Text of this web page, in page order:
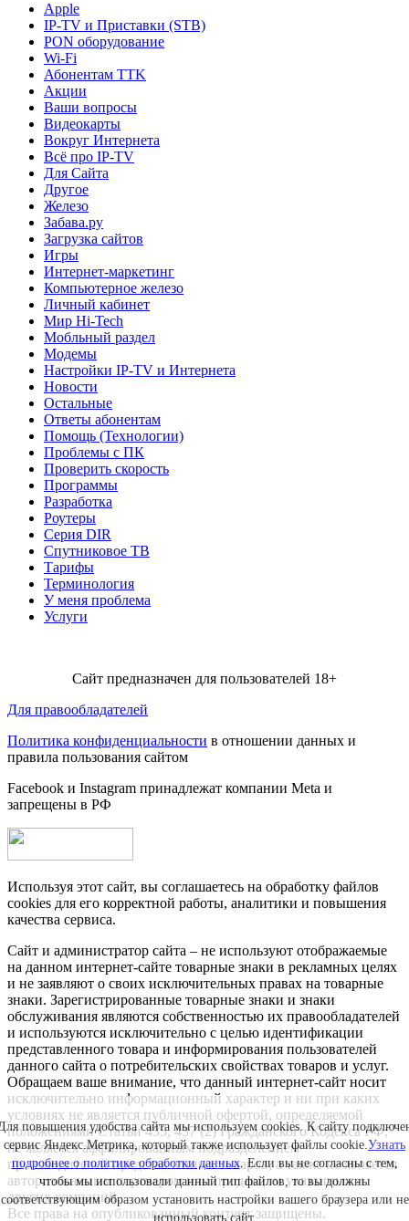
Apple
IP-TV и Приставки (STB)
PON оборудование
Wi-Fi
Абонентам TTK
Акции
Ваши вопросы
Видеокарты
Вокруг Интернета
Всё про IP-TV
Для Сайта
Другое
Железо
Забава.ру
Загрузка сайтов
Игры
Интернет-маркетинг
Компьютерное железо
Личный кабинет
Мир Hi-Tech
Мобльный раздел
Модемы
Настройки IP-TV и Интернета
Новости
Остальные
Ответы абонентам
Помощь (Технологии)
Проблемы с ПК
Проверить скорость
Программы
Разработка
Роутеры
Серия DIR
Спутниковое ТВ
Тарифы
Терминология
У меня проблема
Услуги
Сайт предназначен для пользователей 18+
Для правообладателей
Политика конфиденциальности в отношении данных и
правила пользования сайтом
Facebook и Instagram принадлежат компании Metа и
запрещены в РФ
Используя этот сайт, вы соглашаетесь на обработку файлов
cookies для его корректной работы, аналитики и повышения
качества сервиса.
Сайт и администратор сайта – не используют отображаемые
на данном интернет-сайте товарные знаки в рекламных целях
и не заявляют о своих исключительных правах на товарные
знаки. Зарегистрированные товарные знаки и знаки
обслуживания являются собственностью их правообладателей
и используются исключительно с целью идентификации
представленного товара и информирования пользователей
данного сайта о потребительских свойствах товаров и услуг.
Обращаем ваше внимание, что данный интернет-сайт носит
исключительно информационный характер и ни при каких
условиях не является публичной офертой, определяемой
положениями Статьи 435, 437 (2) Гражданского Кодекса РФ;
не является аффилированным подразделением
производителей представленных товаров, а также не является
авторизованным партнером или продавцом указанных и
других компаний.
Все права на опубликованный контент защищены.
повышения удобства сайта мы используем cookies. К сайту
сервис Яндекс.Метрика, который также использует файлы cookie.Узнать
подробнее о политике обработки данных. Если вы не согласны с тем,
чтобы мы использовали данный тип файлов, то вы должны
соответствующим образом установить настройки вашего браузера или не
использовать сайт.